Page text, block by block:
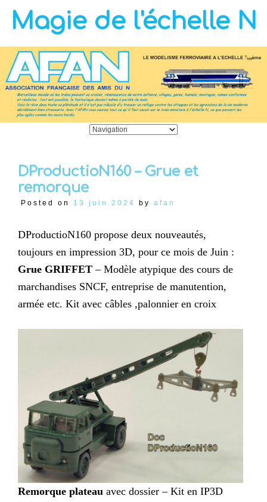
Magie de l'échelle N
DProductioN160 – Grue et
remorque
Posted on 13 juin 2024 by afan
DProductioN160 propose deux nouveautés,
toujours en impression 3D, pour ce mois de Juin :
Grue GRIFFET – Modèle atypique des cours de
marchandises SNCF, entreprise de manutention,
armée etc. Kit avec câbles ,palonnier en croix
Remorque plateau avec dossier – Kit en IP3D